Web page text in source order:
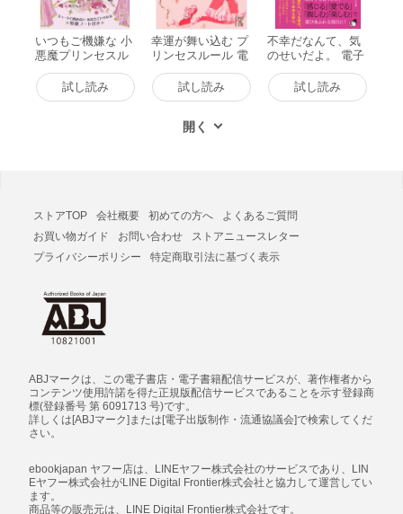
いつもご機嫌な 小
悪魔プリンセスル
ール 電子書籍版
試し読み
幸運が舞い込む プ
リンセスルール 電
子書籍版
試し読み
不幸だなんて、気
のせいだよ。 電子
書籍版
試し読み
ストアTOP 会社概要 初めての方へ
よくあるご質問
お買い物ガイド
お問い合わせ
ストアニュースレター
プライバシーポリシー
特定商取引法に基づく表示
ABJマークは、この電子書店・電子書籍配信サービスが、著作権者から
コンテンツ使用許諾を得た正規版配信サービスであることを示す登録商
標(登録番号 第 6091713 号)です。
詳しくは[ABJマーク]または[電子出版制作・流通協議会]で検索してくだ
さい。
ebookjapan ヤフー店は、LINEヤフー株式会社のサービスであり、LIN
Eヤフー株式会社がLINE Digital Frontier株式会社と協力して運営してい
ます。
商品等の販売元は、LINE Digital Frontier株式会社です。